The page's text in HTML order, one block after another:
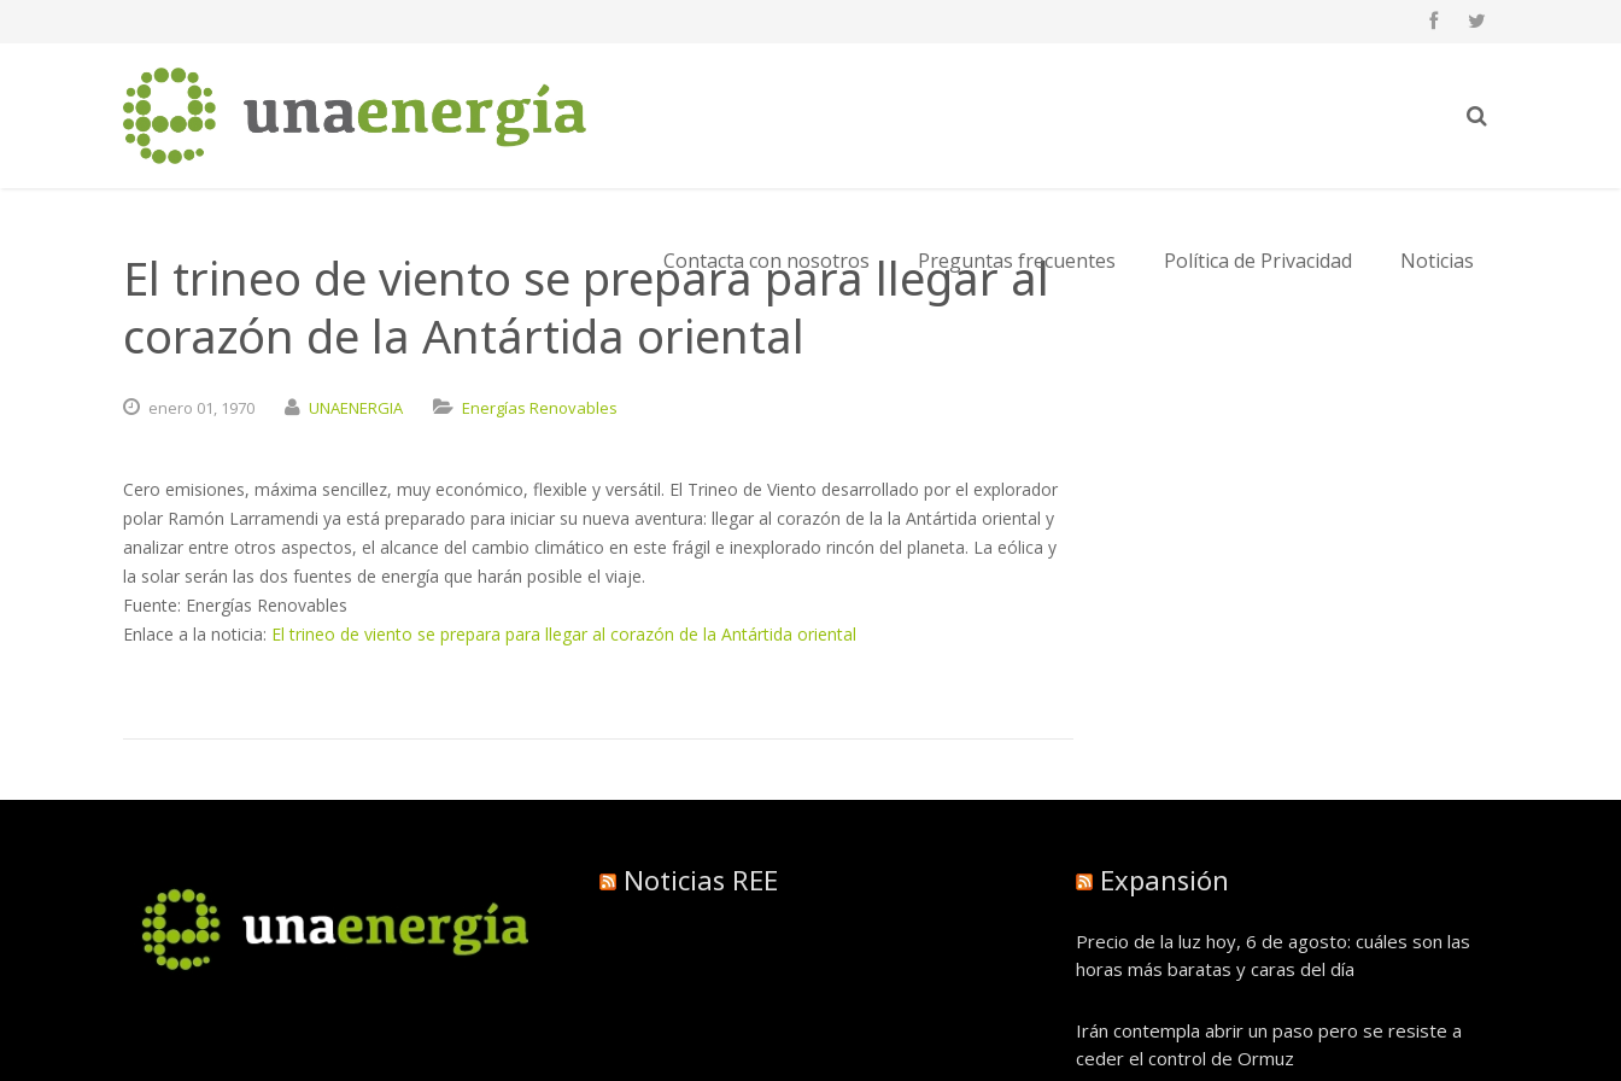
Contacta con nosotros Preguntas frecuentes Política de Privacidad Noticias
El trineo de viento se prepara para llegar al
corazón de la Antártida oriental
enero 01, 1970 UNAENERGIA Energías Renovables
Cero emisiones, máxima sencillez, muy económico, flexible y versátil. El Trineo de Viento desarrollado por el explorador
polar Ramón Larramendi ya está preparado para iniciar su nueva aventura: llegar al corazón de la la Antártida oriental y
analizar entre otros aspectos, el alcance del cambio climático en este frágil e inexplorado rincón del planeta. La eólica y
la solar serán las dos fuentes de energía que harán posible el viaje.
Fuente: Energías Renovables
Enlace a la noticia: El trineo de viento se prepara para llegar al corazón de la Antártida oriental
Noticias REE Expansión
Precio de la luz hoy, 6 de agosto: cuáles son las
horas más baratas y caras del día
Irán contempla abrir un paso pero se resiste a
ceder el control de Ormuz